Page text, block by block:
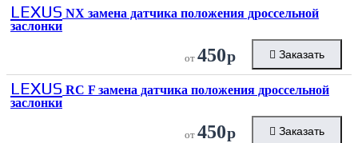
LEXUS NX замена датчика положения дроссельной
заслонки
от 450р Заказать
LEXUS RC F замена датчика положения дроссельной
заслонки
от 450р Заказать